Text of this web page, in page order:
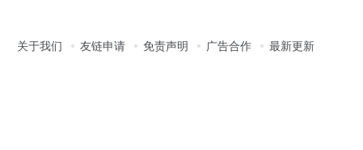
关于我们 友链申请 免责声明 广告合作 最新更新